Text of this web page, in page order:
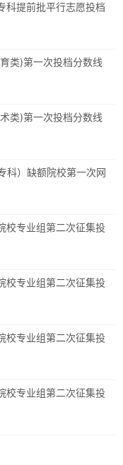
科提前批平行志愿投档
类)第一次投档分数线
类)第一次投档分数线
科）缺额院校第一次网
校专业组第二次征集投
校专业组第二次征集投
校专业组第二次征集投
校专业组第二次征集投